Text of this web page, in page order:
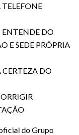
ENTENDE DO
E SEDE PRÓPRIA
DO
do Grupo